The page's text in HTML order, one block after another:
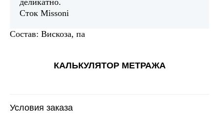
деликатно.
Сток Missoni
Состав: Вискоза, па
КАЛЬКУЛЯТОР МЕТРАЖА
Условия заказа